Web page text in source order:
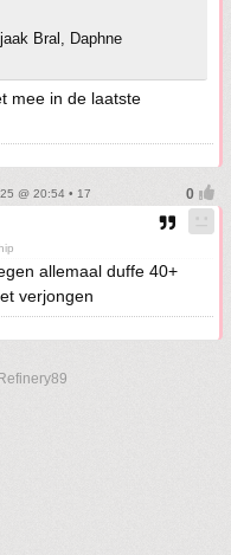
Bral, Daphne
mee in de laatste
@ 20:54 • 17
allemaal duffe 40+
verjongen